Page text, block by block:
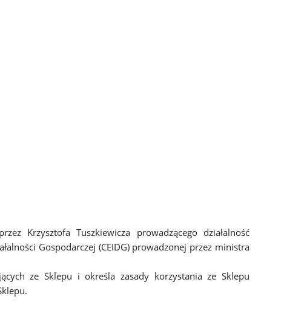
Krzysztofa Tuszkiewicza prowadzącego działalność
Gospodarczej (CEIDG) prowadzonej przez ministra
ze Sklepu i określa zasady korzystania ze Sklepu